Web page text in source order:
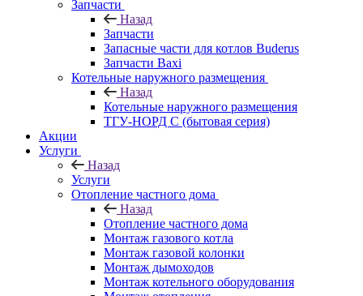
Запчасти
Назад
Запчасти
Запасные части для котлов Buderus
Запчасти Baxi
Котельные наружного размещения
Назад
Котельные наружного размещения
ТГУ-НОРД С (бытовая серия)
Акции
Услуги
Назад
Услуги
Отопление частного дома
Назад
Отопление частного дома
Монтаж газового котла
Монтаж газовой колонки
Монтаж дымоходов
Монтаж котельного оборудования